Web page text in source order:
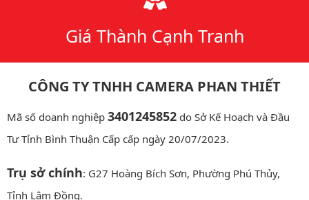
Giá Thành Cạnh Tranh
CÔNG TY TNHH CAMERA PHAN THIẾT
Mã số doanh nghiệp 3401245852 do Sở Kế Hoạch và Đầu
Tư Tỉnh Bình Thuận Cấp cấp ngày 20/07/2023.
Trụ sở chính: G27 Hoàng Bích Sơn, Phường Phú Thủy,
Tỉnh Lâm Đồng.